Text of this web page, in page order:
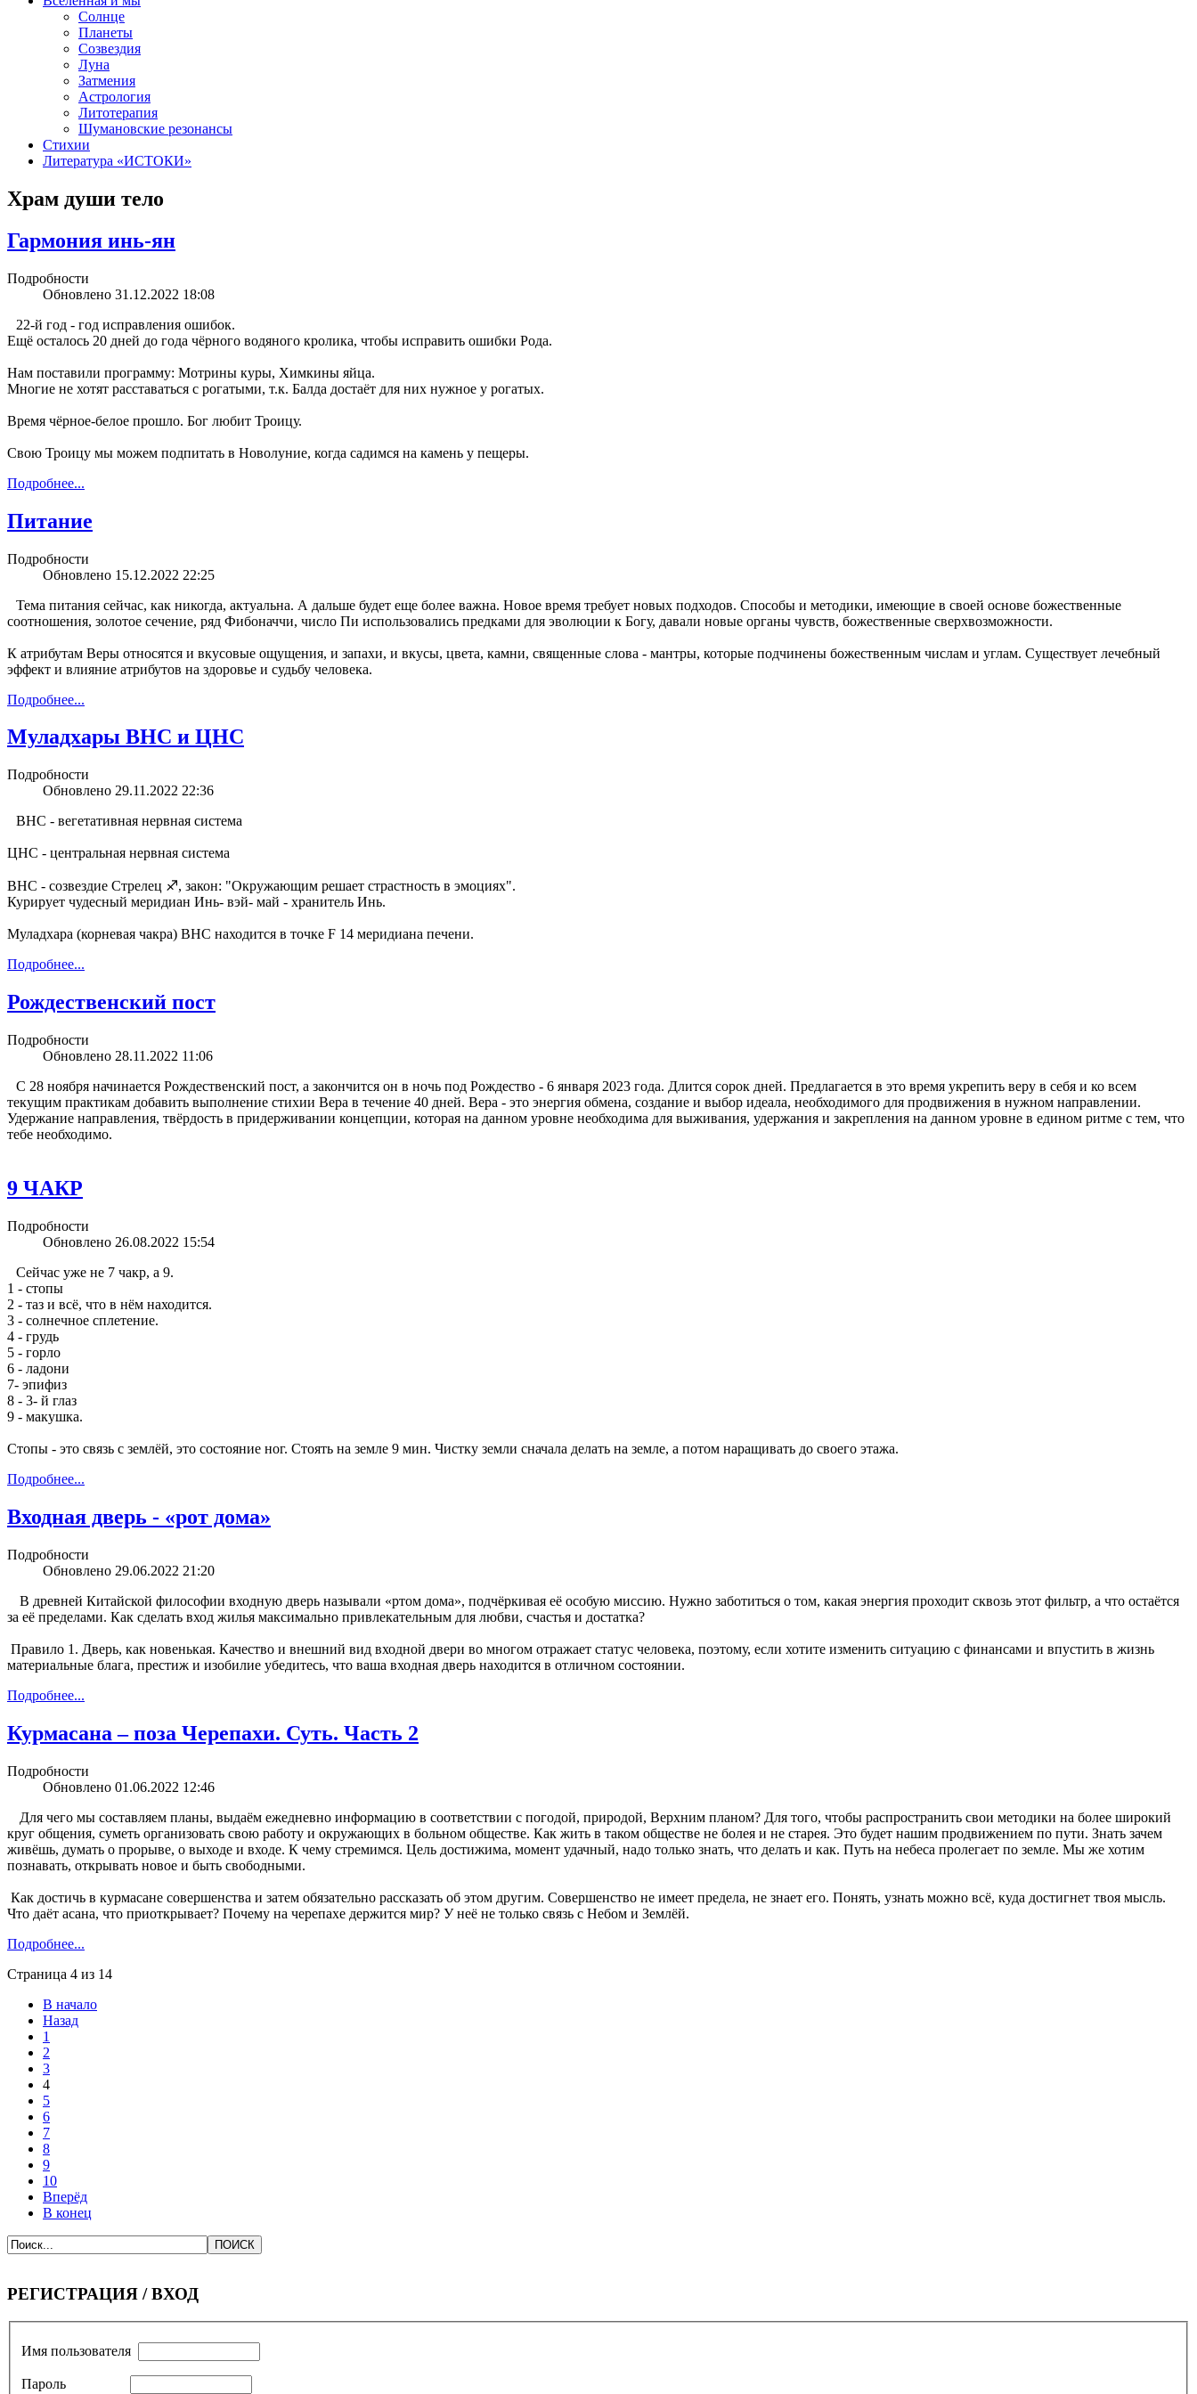
Солнце
Планеты
Созвездия
Луна
Затмения
Астрология
Литотерапия
Шумановские резонансы
Стихии
Литература «‎ИСТОКИ»‎
Храм души тело
Гармония инь-ян
Подробности
Обновлено 31.12.2022 18:08
22-й год - год исправления ошибок.
Ещё осталось 20 дней до года чёрного водяного кролика, чтобы исправить ошибки Рода.
Нам поставили программу: Мотрины куры, Химкины яйца.
Многие не хотят расставаться с рогатыми, т.к. Балда достаёт для них нужное у рогатых.
Время чёрное-белое прошло. Бог любит Троицу.
Свою Троицу мы можем подпитать в Новолуние, когда садимся на камень у пещеры.
Подробнее...
Питание
Подробности
Обновлено 15.12.2022 22:25
Тема питания сейчас, как никогда, актуальна. А дальше будет еще более важна. Новое время требует новых подходов. Способы и методики, имеющие в своей основе божественные
соотношения, золотое сечение, ряд Фибоначчи, число Пи использовались предками для эволюции к Богу, давали новые органы чувств, божественные сверхвозможности.
К атрибутам Веры относятся и вкусовые ощущения, и запахи, и вкусы, цвета, камни, священные слова - мантры, которые подчинены божественным числам и углам. Существует лечебный
эффект и влияние атрибутов на здоровье и судьбу человека.
Подробнее...
Муладхары ВНС и ЦНС
Подробности
Обновлено 29.11.2022 22:36
ВНС - вегетативная нервная система
ЦНС - центральная нервная система
ВНС - созвездие Стрелец ♐, закон: "Окружающим решает страстность в эмоциях".
Курирует чудесный меридиан Инь- вэй- май - хранитель Инь.
Муладхара (корневая чакра) ВНС находится в точке F 14 меридиана печени.
Подробнее...
Рождественский пост
Подробности
Обновлено 28.11.2022 11:06
С 28 ноября начинается Рождественский пост, а закончится он в ночь под Рождество - 6 января 2023 года. Длится сорок дней. Предлагается в это время укрепить веру в себя и ко всем
текущим практикам добавить выполнение стихии Вера в течение 40 дней. Вера - это энергия обмена, создание и выбор идеала, необходимого для продвижения в нужном направлении.
Удержание направления, твёрдость в придерживании концепции, которая на данном уровне необходима для выживания, удержания и закрепления на данном уровне в едином ритме с тем, что
тебе необходимо.
9 ЧАКР
Подробности
Обновлено 26.08.2022 15:54
Сейчас уже не 7 чакр, а 9.
1 - стопы
2 - таз и всё, что в нём находится.
3 - солнечное сплетение.
4 - грудь
5 - горло
6 - ладони
7- эпифиз
8 - 3- й глаз
9 - макушка.
Стопы - это связь с землёй, это состояние ног. Стоять на земле 9 мин. Чистку земли сначала делать на земле, а потом наращивать до своего этажа.
Подробнее...
Входная дверь - «рот дома»
Подробности
Обновлено 29.06.2022 21:20
В древней Китайской философии входную дверь называли «ртом дома», подчёркивая её особую миссию. Нужно заботиться о том, какая энергия проходит сквозь этот фильтр, а что остаётся
за её пределами. Как сделать вход жилья максимально привлекательным для любви, счастья и достатка?
Правило 1. Дверь, как новенькая. Качество и внешний вид входной двери во многом отражает статус человека, поэтому, если хотите изменить ситуацию с финансами и впустить в жизнь
материальные блага, престиж и изобилие убедитесь, что ваша входная дверь находится в отличном состоянии.
Подробнее...
Курмасана – поза Черепахи. Суть. Часть 2
Подробности
Обновлено 01.06.2022 12:46
Для чего мы составляем планы, выдаём ежедневно информацию в соответствии с погодой, природой, Верхним планом? Для того, чтобы распространить свои методики на более широкий
круг общения, суметь организовать свою работу и окружающих в больном обществе. Как жить в таком обществе не болея и не старея. Это будет нашим продвижением по пути. Знать зачем
живёшь, думать о прорыве, о выходе и входе. К чему стремимся. Цель достижима, момент удачный, надо только знать, что делать и как. Путь на небеса пролегает по земле. Мы же хотим
познавать, открывать новое и быть свободными.
Как достичь в курмасане совершенства и затем обязательно рассказать об этом другим. Совершенство не имеет предела, не знает его. Понять, узнать можно всё, куда достигнет твоя мысль.
Что даёт асана, что приоткрывает? Почему на черепахе держится мир? У неё не только связь с Небом и Землёй.
Подробнее...
Страница 4 из 14
В начало
Назад
1
2
3
4
5
6
7
8
9
10
Вперёд
В конец
РЕГИСТРАЦИЯ / ВХОД
Имя пользователя
Пароль